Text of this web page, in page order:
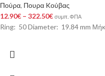
Πούρα, Πουρα Kούβας
12.90€ – 322.50€ συμπ. ΦΠΑ
Ring: 50 Diameter: 19.84 mm